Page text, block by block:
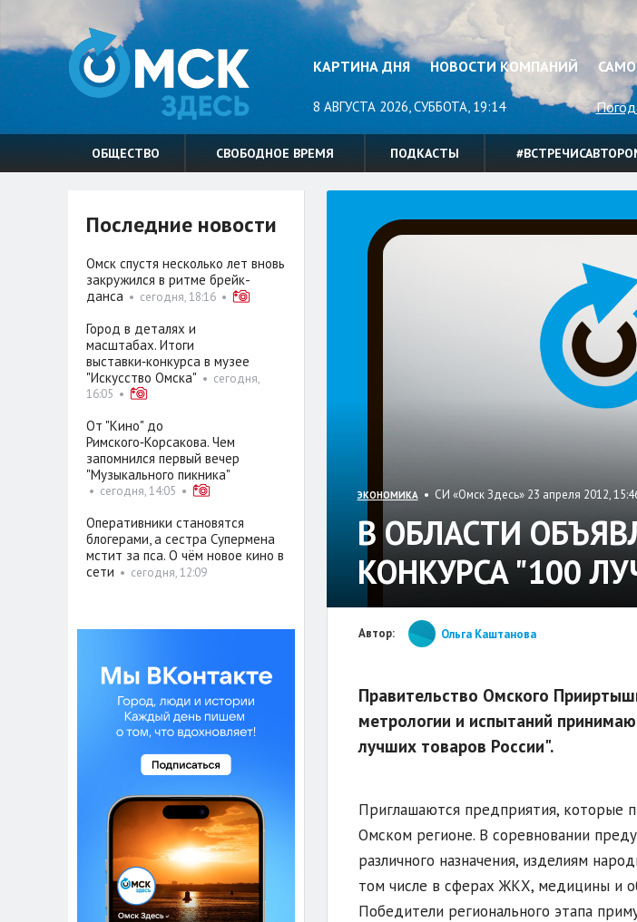
КАРТИНА ДНЯ НОВОСТИ КОМПАНИЙ
8 АВГУСТА 2026, СУББОТА, 19:14
ОБЩЕСТВО СВОБОДНОЕ ВРЕМЯ ПОДКАСТЫ
ЭКОНОМИКА• СИ «Омск Здесь» 23 апреля 2012,
В ОБЛАСТИ
КОНКУРСА "100
Автор: Ольга Каштанова
Правительство Омского
метрологии и испытаний
лучших товаров России".
Приглашаются предприятия, которые
Омском регионе. В соревновании
различного назначения, изделиям
том числе в сферах ЖКХ, медицины и
Победители регионального этапа
Последние новости
Омск спустя несколько лет вновь
закружился в ритме брейк-
данса• сегодня, 18:16•
Город в деталях и
масштабах. Итоги
выставки‑конкурса в музее
"Искусство Омска" • сегодня,
16:05 •
От "Кино" до
Римского‑Корсакова. Чем
запомнился первый вечер
"Музыкального пикника"
• сегодня, 14:05 •
Оперативники становятся
блогерами, а сестра Супермена
мстит за пса. О чём новое кино в
сети • сегодня, 12:09